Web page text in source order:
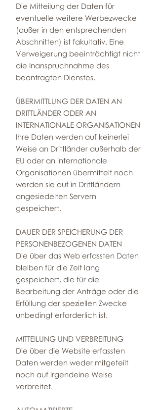
Die Mitteilung der Daten für
eventuelle weitere Werbezwecke
(außer in den entsprechenden
Abschnitten) ist fakultativ. Eine
Verweigerung beeinträchtigt nicht
die Inanspruchnahme des
beantragten Dienstes.
ÜBERMITTLUNG DER DATEN AN
DRITTLÄNDER ODER AN
INTERNATIONALE ORGANISATIONEN
Ihre Daten werden auf keinerlei
Weise an Drittländer außerhalb der
EU oder an internationale
Organisationen übermittelt noch
werden sie auf in Drittländern
angesiedelten Servern
gespeichert.
DAUER DER SPEICHERUNG DER
PERSONENBEZOGENEN DATEN
Die über das Web erfassten Daten
bleiben für die Zeit lang
gespeichert, die für die
Bearbeitung der Anträge oder die
Erfüllung der speziellen Zwecke
unbedingt erforderlich ist.
MITTEILUNG UND VERBREITUNG
Die über die Website erfassten
Daten werden weder mitgeteilt
noch auf irgendeine Weise
verbreitet.